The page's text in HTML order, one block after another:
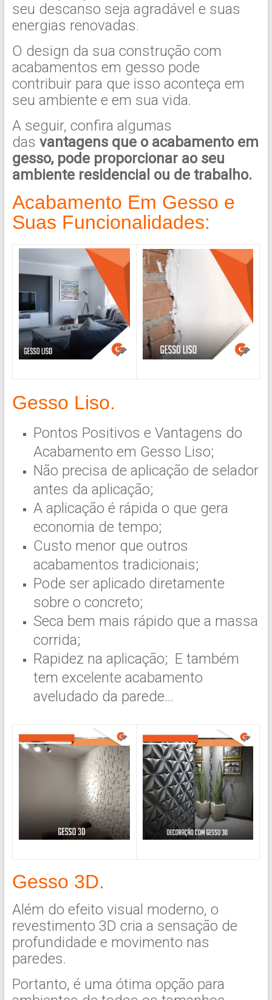
seu descanso seja agradável e suas
energias renovadas.
O design da sua construção com
acabamentos em gesso pode
contribuir para que isso aconteça em
seu ambiente e em sua vida.
A seguir, confira algumas
das vantagens que o acabamento em
gesso, pode proporcionar ao seu
ambiente residencial ou de trabalho.
Acabamento Em Gesso e
Suas Funcionalidades:
Gesso Liso.
Pontos Positivos e Vantagens do
Acabamento em Gesso Liso;
Não precisa de aplicação de selador
antes da aplicação;
A aplicação é rápida o que gera
economia de tempo;
Custo menor que outros
acabamentos tradicionais;
Pode ser aplicado diretamente
sobre o concreto;
Seca bem mais rápido que a massa
corrida;
Rapidez na aplicação; E também
tem excelente acabamento
aveludado da parede…
Gesso 3D.
Além do efeito visual moderno, o
revestimento 3D cria a sensação de
profundidade e movimento nas
paredes.
Portanto, é uma ótima opção para